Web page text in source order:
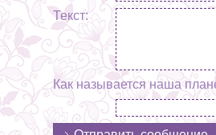
Текст:
Как называется наша